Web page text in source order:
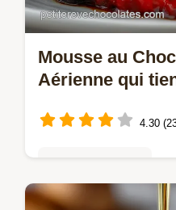
Mousse au
Aérienne qui
4.30
Réussissez cette